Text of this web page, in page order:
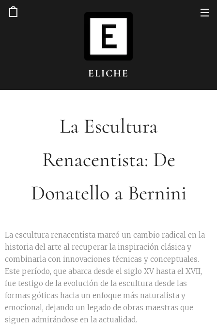
ELICHE
La Escultura
Renacentista: De
Donatello a Bernini
La escultura renacentista marcó un cambio radical en la
historia del arte al recuperar la inspiración clásica y
combinarla con innovaciones técnicas y conceptuales.
Este período, que abarca desde el siglo XV hasta el XVII,
fue testigo de la evolución de la escultura desde las
formas góticas hacia un enfoque más naturalista y
emocional, dejando un legado de obras maestras que
siguen admirándose en la actualidad.